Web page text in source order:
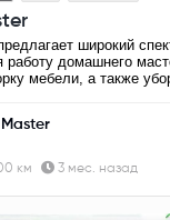
широкий
домашнего
мебели, а также
Master
км 3 мес. назад